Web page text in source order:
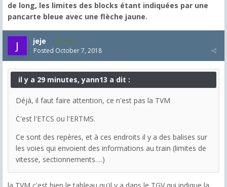
de long, les limites des blocks étant indiquées par une
pancarte bleue avec une flèche jaune.
jeje 1,304
Posted October 7, 2018
il y a 29 minutes, yann13 a dit :
Déjà, il faut faire attention, ce n'est pas la TVM
C'est l'ETCS ou l'ERTMS.
Ce sont des repères, et à ces endroits il y a des balises sur
les voies qui envoient des informations au train (limites de
vitesse, sectionnements….)